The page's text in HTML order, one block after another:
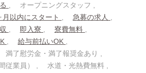
オープニングスタッフ
月以内にスタート
急募の求人
即入寮
寮費無料
給与前払いOK
満了慰労金・満了報奨金あり
従業員）
水道・光熱費無料